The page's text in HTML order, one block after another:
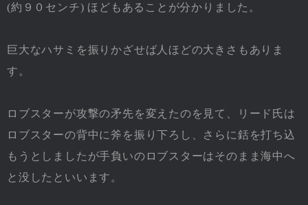
(約９０センチ) ほどもあることが分かりました。
巨大なハサミを振りかざせば人ほどの大きさもありま
す。
ロブスターが攻撃の矛先を変えたのを見て、リード氏は
ロブスターの背中に斧を振り下ろし、さらに銛を打ち込
もうとしましたが手負いのロブスターはそのまま海中へ
と没したといいます。